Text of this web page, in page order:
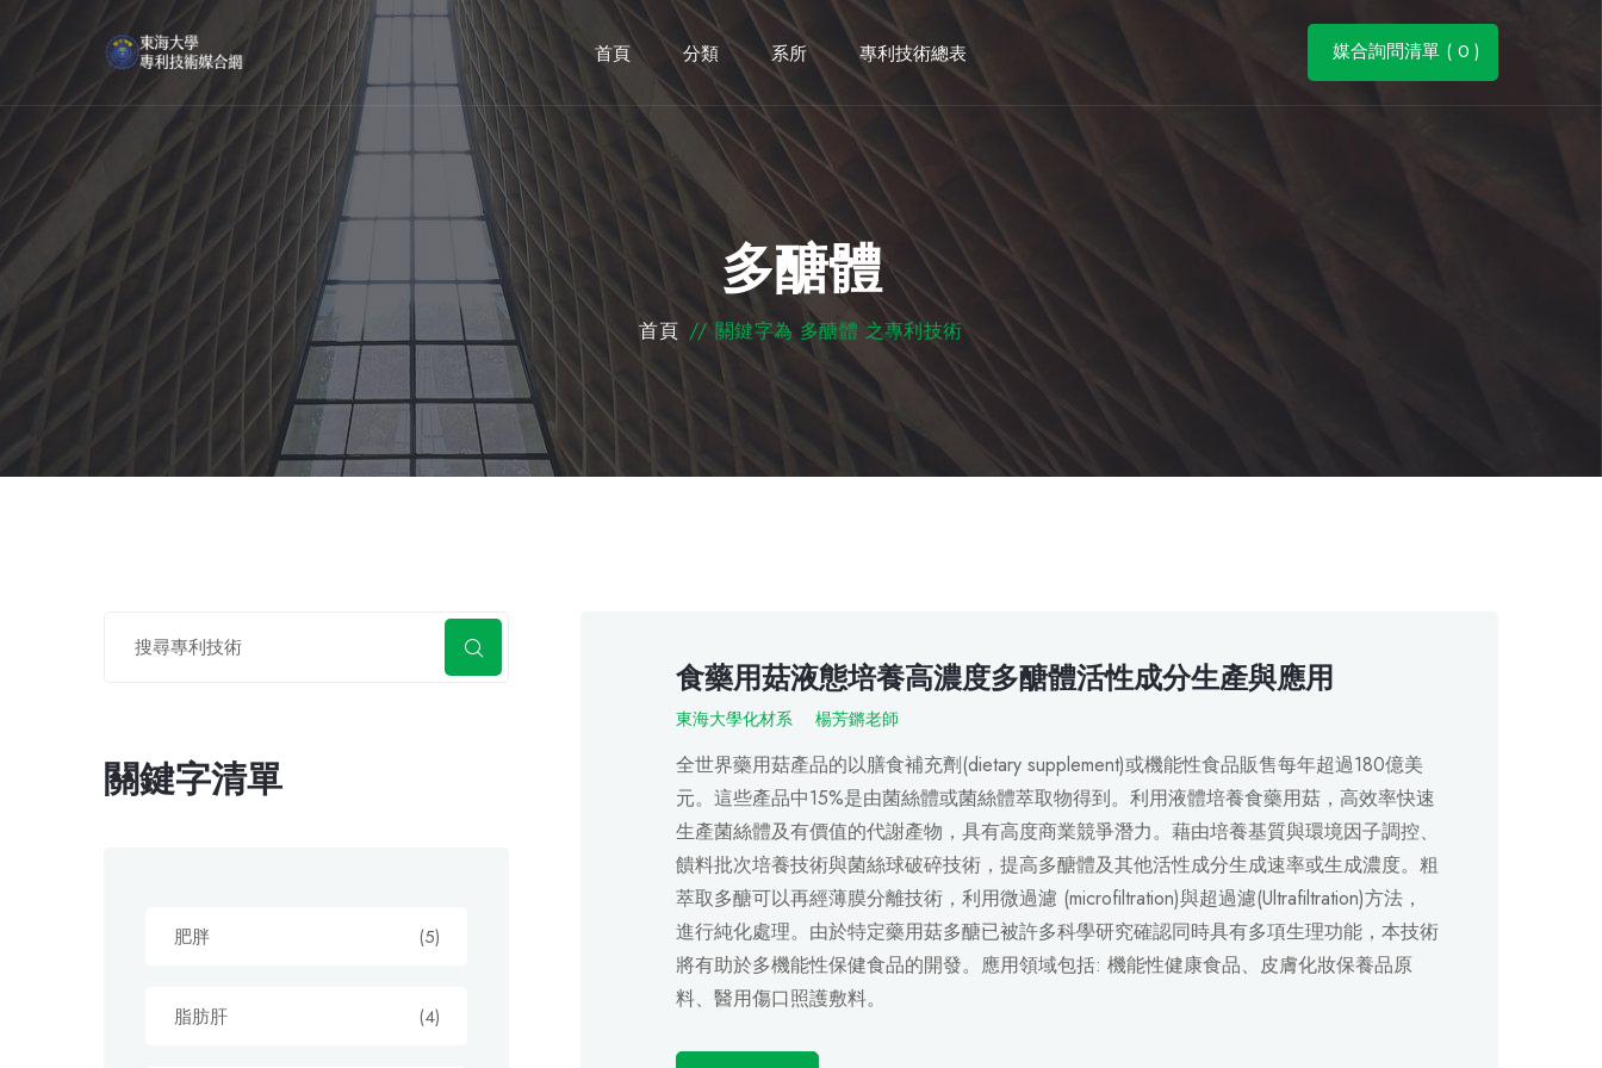
首頁 分類 系所 專利技術總表 媒合詢問清單 ( 0 )
多醣體
首頁 // 關鍵字為 多醣體 之專利技術
食藥用菇液態培養高濃度多醣體活性成分生產與應用
東海大學化材系 楊芳鏘老師
全世界藥用菇產品的以膳食補充劑(dietary supplement)或機能性食品販售每年超過180億美
元。這些產品中15%是由菌絲體或菌絲體萃取物得到。利用液體培養食藥用菇，高效率快速
生產菌絲體及有價值的代謝產物，具有高度商業競爭潛力。藉由培養基質與環境因子調控、
饋料批次培養技術與菌絲球破碎技術，提高多醣體及其他活性成分生成速率或生成濃度。粗
萃取多醣可以再經薄膜分離技術，利用微過濾 (microfiltration)與超過濾(Ultrafiltration)方法，
進行純化處理。由於特定藥用菇多醣已被許多科學研究確認同時具有多項生理功能，本技術
將有助於多機能性保健食品的開發。應用領域包括: 機能性健康食品、皮膚化妝保養品原
料、醫用傷口照護敷料。
關鍵字清單
肥胖 (5)
脂肪肝 (4)